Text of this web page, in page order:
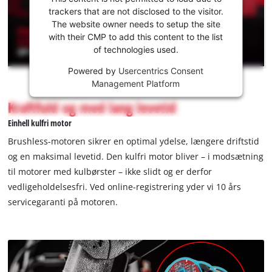
to load
the
service!
This
is
not
permitted
to
due
to
trackers
that
disclosed
the
trackers that are not disclosed to the visitor.
The website owner needs to setup the site
with their CMP to add this content to the list
of technologies used.
Powered by Usercentrics Consent
Management Platform
Kraftfuld og med lang levetid
Einhell kulfri motor
Brushless-motoren sikrer en optimal ydelse, længere driftstid
og en maksimal levetid. Den kulfri motor bliver – i modsætning
til motorer med kulbørster – ikke slidt og er derfor
vedligeholdelsesfri. Ved online-registrering yder vi 10 års
servicegaranti på motoren.